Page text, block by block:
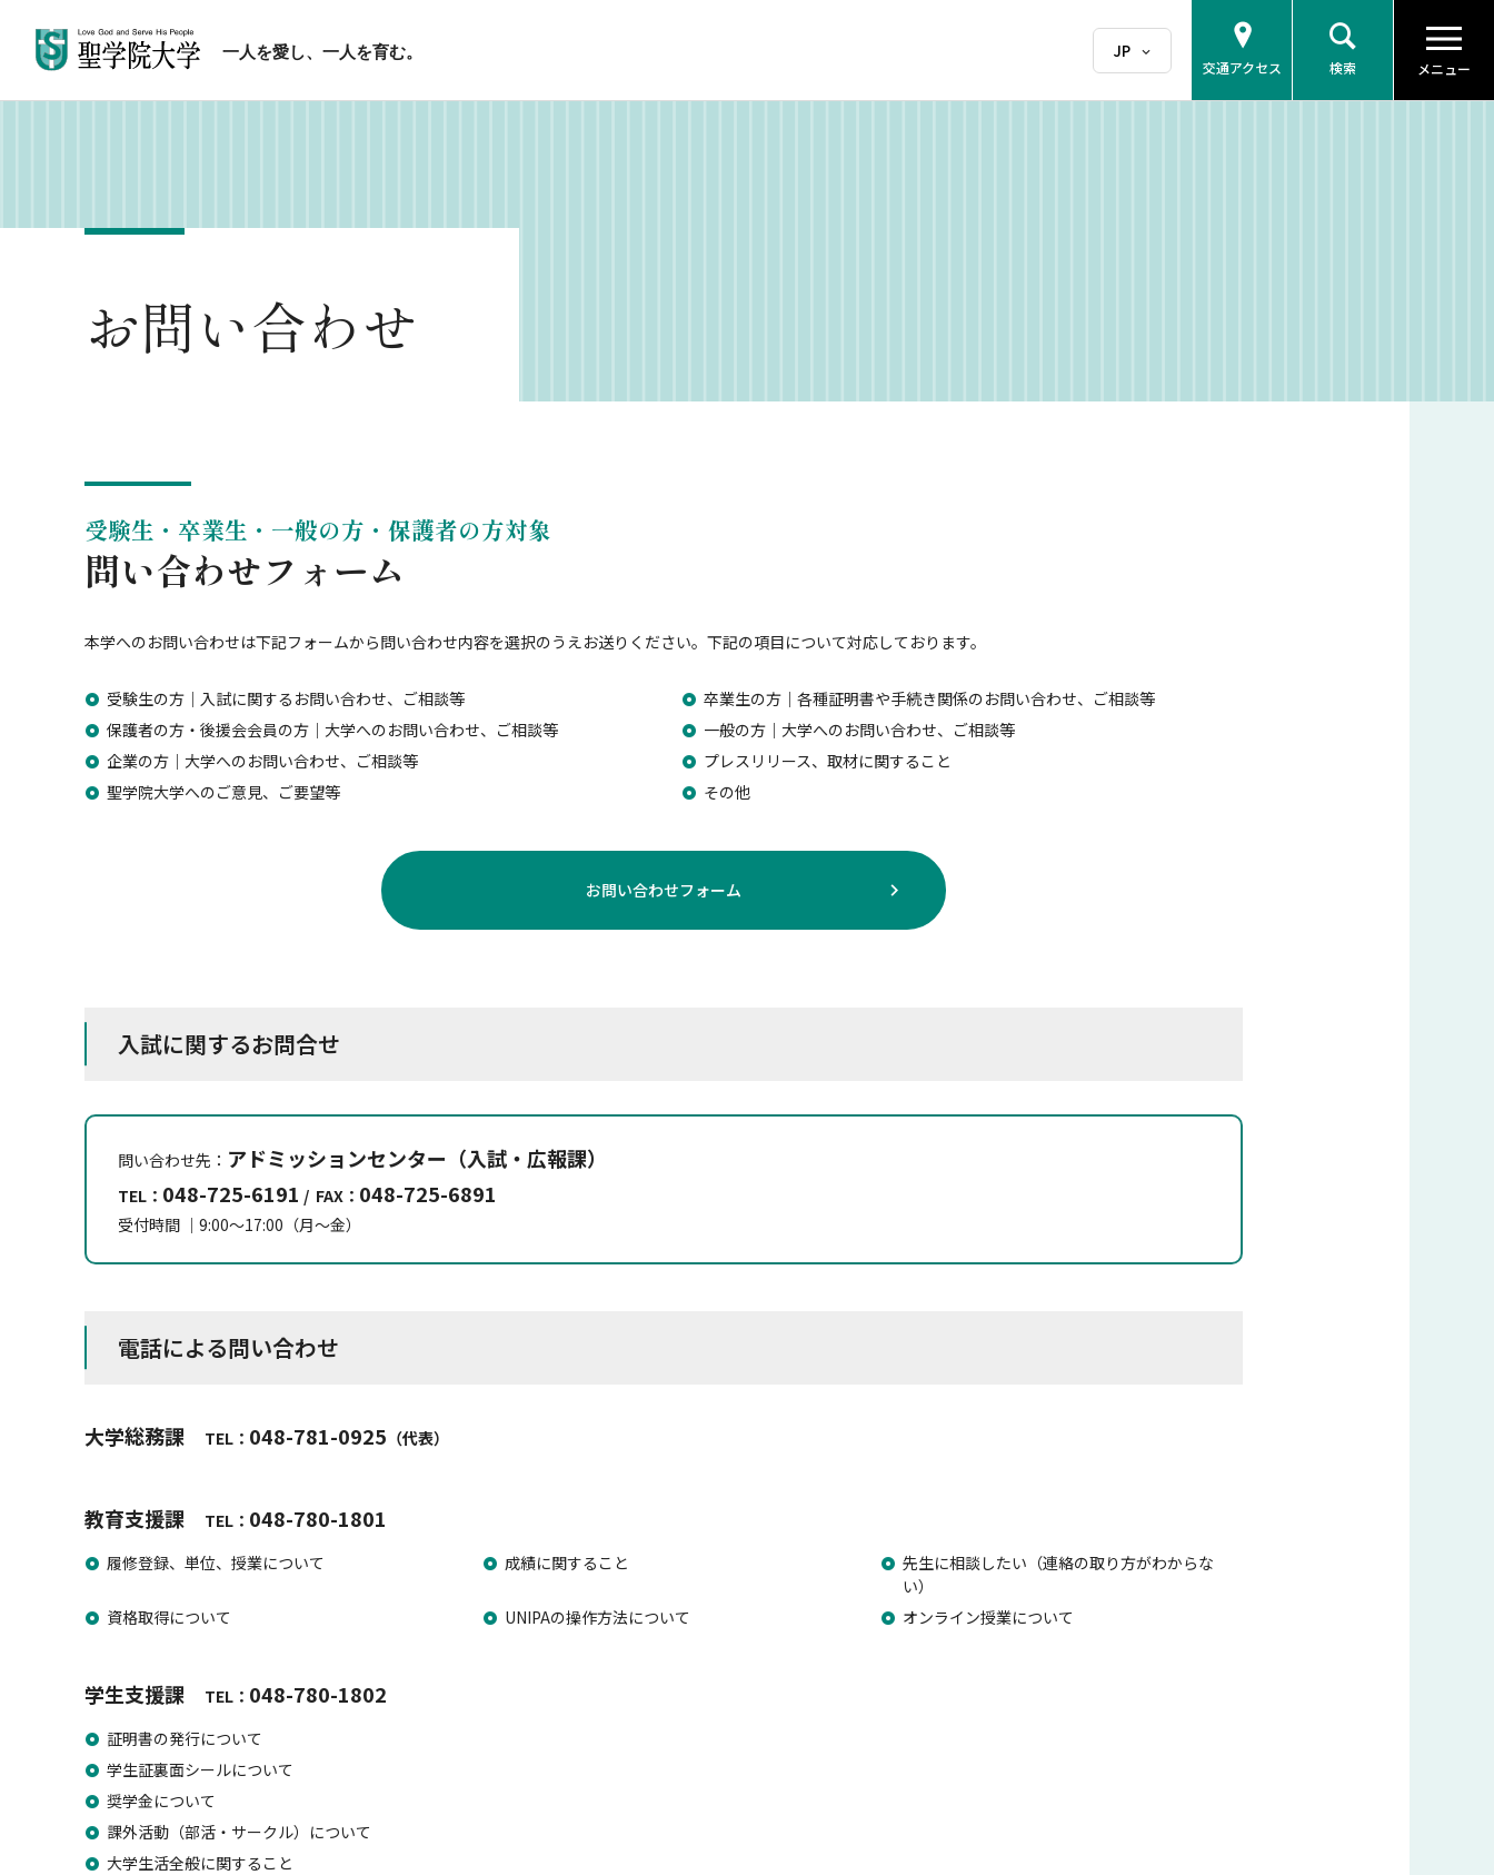
一人を愛し、一人を育む。
交通アクセス 検索 メニュー
お問い合わせ
受験生・卒業生・一般の方・保護者の方対象
問い合わせフォーム
本学へのお問い合わせは下記フォームから問い合わせ内容を選択のうえお送りください。下記の項目について対応しております。
受験生の方｜入試に関するお問い合わせ、ご相談等
卒業生の方｜各種証明書や手続き関係のお問い合わせ、ご相談等
保護者の方・後援会会員の方｜大学へのお問い合わせ、ご相談等
一般の方｜大学へのお問い合わせ、ご相談等
企業の方｜大学へのお問い合わせ、ご相談等
プレスリリース、取材に関すること
聖学院大学へのご意見、ご要望等
その他
お問い合わせフォーム
入試に関するお問合せ
問い合わせ先： アドミッションセンター（入試・広報課）
TEL： 048-725-6191 / FAX： 048-725-6891
受付時間 ｜9:00～17:00（月～金）
電話による問い合わせ
大学総務課 ​​​TEL： 048-781-0925 （代表）
教育支援課 ​​​TEL： 048-780-1801
履修登録、単位、授業について 成績に関すること
先生に相談したい（連絡の取り方がわからな
い）
資格取得について
UNIPAの操作方法について オンライン授業について
学生支援課 ​​​TEL： 048-780-1802
証明書の発行について
学生証裏面シールについて
奨学金について
課外活動（部活・サークル）について
大学生活全般に関すること